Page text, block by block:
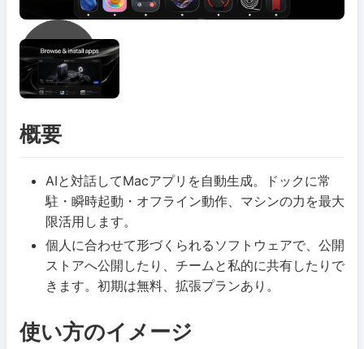
概要
AIと対話してMacアプリを自動生成。ドックに常
駐・瞬時起動・オフライン動作、マシンの力を最大
限活用します。
個人に合わせて形づくられるソフトウェアで、公開
ストアへ公開したり、チームと私的に共有したりで
きます。初期は無料、拡張プランあり。
使い方のイメージ